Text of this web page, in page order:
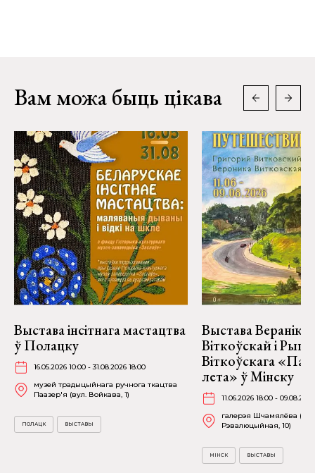
Вам можа быць цікава
Выстава інсітнага мастацтва
ў Полацку
16.05.2026 10:00 - 31.08.2026 18:00
музей традыцыйнага ручнога ткацтва
Паазер'я (вул. Войкава, 1)
ПОЛАЦК ВЫСТАВЫ
Выстава Веранікі
Віткоўскай і
Віткоўскага
лета» ў Мінску
11.06.2026 18:00 -
галерэя Шчамялёва
Рэвалюцыйная, 10)
МІНСК ВЫСТАВЫ